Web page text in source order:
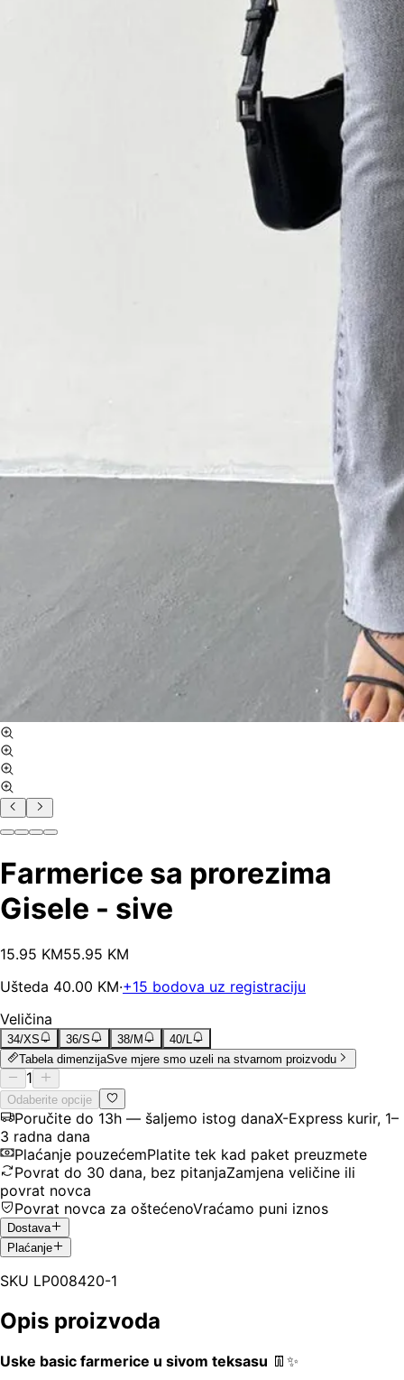
Farmerice sa prorezima
Gisele - sive
15.95 KM55.95 KM
Ušteda 40.00 KM·+15 bodova uz registraciju
Veličina
34/XS 36/S 38/M
40/L
Tabela dimenzijaSve mjere smo uzeli na stvarnom proizvodu
1
Odaberite opcije
Poručite do 13h — šaljemo istog danaX-Express kurir, 1–
3 radna dana
Plaćanje pouzećemPlatite tek kad paket preuzmete
Povrat do 30 dana, bez pitanjaZamjena veličine ili
povrat novca
Povrat novca za oštećenoVraćamo puni iznos
Dostava
Plaćanje
SKU LP008420-1
Opis proizvoda
Uske basic farmerice u sivom teksasu 👖✨